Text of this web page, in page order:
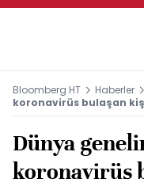
Bloomberg HT Haberler
koronavirüs bulaşan kişi
Dünya
koronavirüs